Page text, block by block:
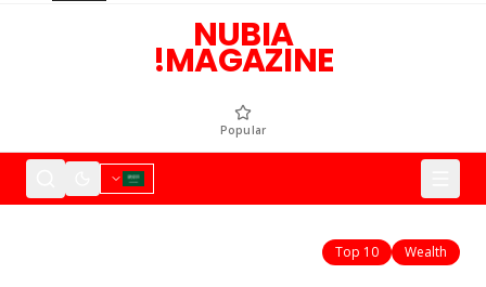
NUBIA
MAGAZINE!
Popular
Wealth
Top 10